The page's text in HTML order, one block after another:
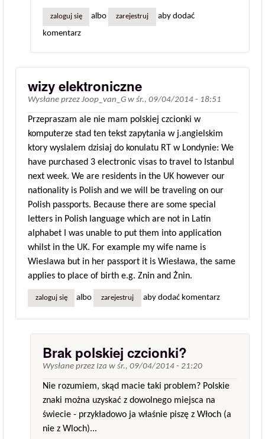
zaloguj się albo zarejestruj
aby dodać
komentarz
wizy elektroniczne
Wysłane przez Joop_van_G w śr., 09/04/2014 - 18:51
Przepraszam ale nie mam polskiej czcionki w
komputerze stad ten tekst zapytania w j.angielskim
ktory wyslalem dzisiaj do konulatu RT w Londynie: We
have purchased 3 electronic visas to travel to Istanbul
next week. We are residents in the UK however our
nationality is Polish and we will be traveling on our
Polish passports. Because there are some special
letters in Polish language which are not in Latin
alphabet I was unable to put them into application
whilst in the UK. For example my wife name is
Wieslawa but in her passport it is Wiesława, the same
applies to place of birth e.g. Znin and Żnin.
zaloguj się albo zarejestruj aby dodać komentarz
Brak polskiej czcionki?
Wysłane przez Iza w śr., 09/04/2014 - 21:20
Nie rozumiem, skąd macie taki problem? Polskie
znaki można uzyskać z dowolnego miejsca na
świecie - przykładowo ja właśnie piszę z Włoch (a
nie z Wloch)...